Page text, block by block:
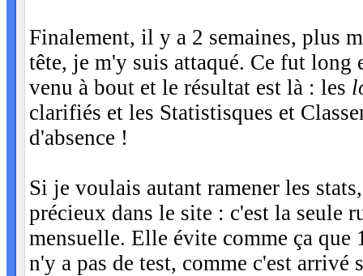
Finalement, il y a 2 semaines, plus
tête, je m'y suis attaqué. Ce fut
venu à bout et le résultat est là : les
clarifiés et les Statistisques et
d'absence !
Si je voulais autant ramener les
précieux dans le site : c'est la seule
mensuelle. Elle évite comme ça que
n'y a pas de test, comme c'est